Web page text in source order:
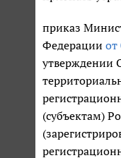
приказ
Федерации от
утверждении
(субъектам)